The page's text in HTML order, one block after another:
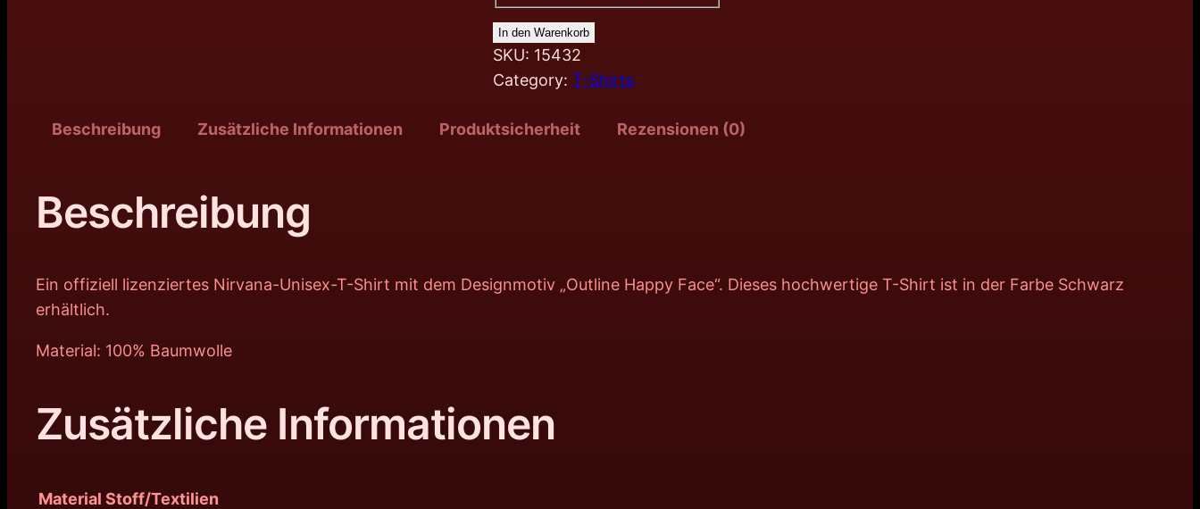
In den Warenkorb
SKU: 15432
Category: T-Shirts
Beschreibung Zusätzliche Informationen Produktsicherheit Rezensionen (0)
Beschreibung
Ein offiziell lizenziertes Nirvana-Unisex-T-Shirt mit dem Designmotiv „Outline Happy Face“. Dieses hochwertige T-Shirt ist in der Farbe Schwarz
erhältlich.
Material: 100% Baumwolle
Zusätzliche Informationen
Material Stoff/Textilien